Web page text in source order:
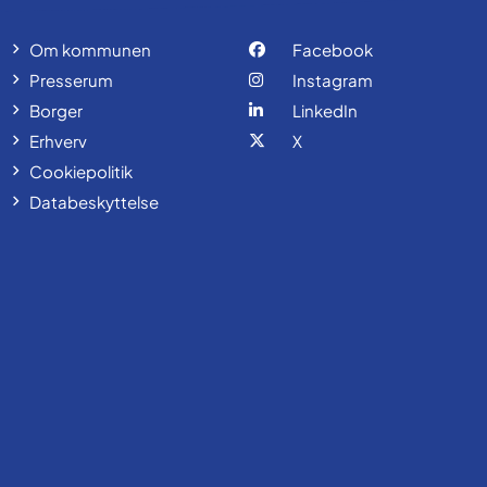
Om kommunen
Presserum
Borger
Erhverv
Cookiepolitik
Databeskyttelse
Facebook
Instagram
LinkedIn
X